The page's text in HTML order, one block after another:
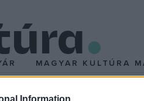
Information
MAGYAR KULTÚRA